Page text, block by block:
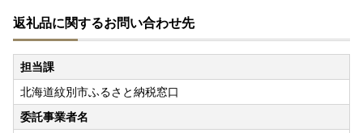
【提出書類】
寄附金税額控除に係る申告特例申請書、マイナンバー確認書
類、本人確認書類
【提出期限】
寄付した年の翌年の1月10日(必着)
返礼品に関するお問い合わせ先
担当課
北海道紋別市ふるさと納税窓口
委託事業者名